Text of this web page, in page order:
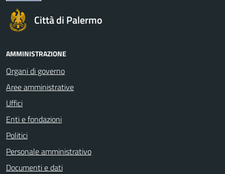
Città di Palermo
AMMINISTRAZIONE
Organi di governo
Aree amministrative
Uffici
Enti e fondazioni
Politici
Personale amministrativo
Documenti e dati